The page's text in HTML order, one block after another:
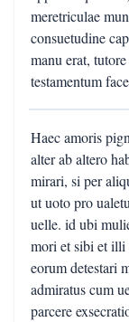
meretriculae
consuetudine
manu erat,
testamentum
Haec amoris
alter ab altero
mirari, si per
ut uoto pro
uelle. id ubi
mori et sibi et illi
eorum detestari
admiratus cum
parcere